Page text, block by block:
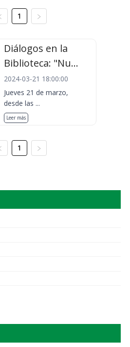
1
Diálogos en la
Biblioteca: "Nu...
2024-03-21 18:00:00
Jueves 21 de marzo,
desde las ...
Leer más
1